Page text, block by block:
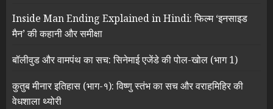
Inside Man Ending Explained in Hindi: फिल्म ‘इनसाइड
मैन’ की कहानी और समीक्षा
बॉलीवुड और वामपंथ का सच: सिनेमाई एजेंडे की पोल-खोल (भाग 1)
कुतुब मीनार इतिहास (भाग-१): विष्णु स्तंभ का सच और वराहमिहिर की
वेधशाला थ्योरी